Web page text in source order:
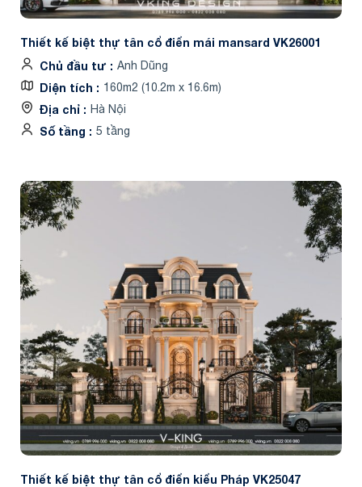
Thiết kế biệt thự tân cổ điển mái mansard VK26001
Chủ đầu tư
Anh Dũng
Diện tích 160m2 (10.2m x 16.6m)
Địa chỉ Hà Nội
Số tầng 5 tầng
Thiết kế biệt thự tân cổ điển kiểu Pháp VK25047